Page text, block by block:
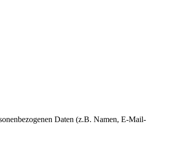
Daten (z.B. Namen, E-Mail-